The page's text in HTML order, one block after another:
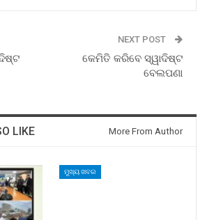
NEXT POST
କେମିତି କରିବେ ସ୍ୱାଦିଷ୍ଟ
ବେଲପଣା
LIKE More From Author
ମୁଖ୍ୟ ଖବର